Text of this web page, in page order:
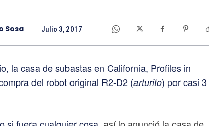
Sosa Julio 3, 2017
la casa de subastas en California, Profiles in
del robot original R2-D2 (arturito) por casi 3